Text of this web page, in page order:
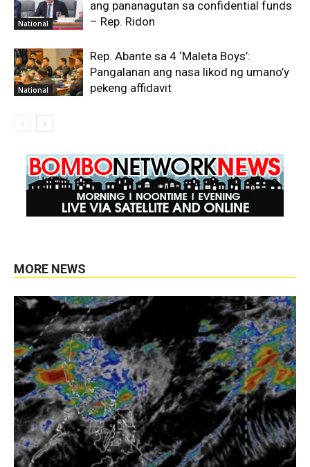
National
ang pananagutan sa confidential funds
– Rep. Ridon
National
Rep. Abante sa 4 ‘Maleta Boys’:
Pangalanan ang nasa likod ng umano’y
pekeng affidavit
MORE NEWS